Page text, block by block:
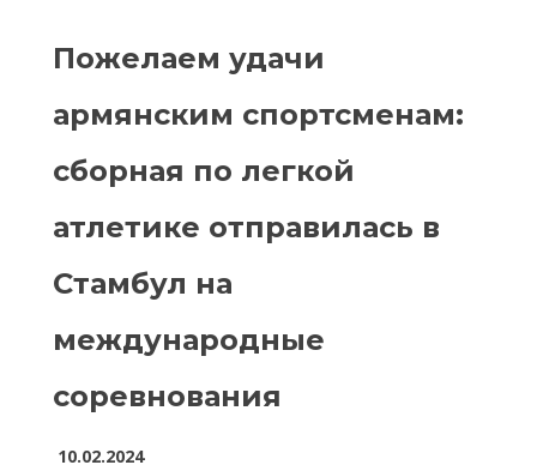
Пожелаем удачи
армянским спортсменам:
сборная по легкой
атлетике отправилась в
Стамбул на
международные
соревнования
10.02.2024